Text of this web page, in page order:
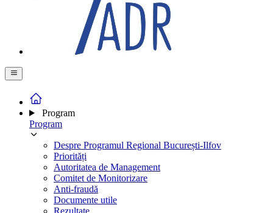
Program
Program
Despre Programul Regional București-Ilfov
Priorități
Autoritatea de Management
Comitet de Monitorizare
Anti-fraudă
Documente utile
Rezultate